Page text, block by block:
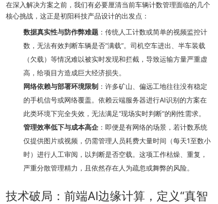
在深入解决方案之前，我们有必要厘清当前车辆计数管理面临的几个
核心挑战，这正是初阳科技产品设计的出发点：
数据真实性与防作弊难题：传统人工计数或简单的视频监控计
数，无法有效判断车辆是否“满载”。司机空车进出、半车装载
（欠载）等情况难以被实时发现和拦截，导致运输方量严重虚
高，给项目方造成巨大经济损失。
网络依赖与部署环境限制：许多矿山、偏远工地往往没有稳定
的手机信号或网络覆盖。依赖云端服务器进行AI识别的方案在
此类环境下完全失效，无法满足“现场实时判断”的刚性需求。
管理效率低下与成本高企：即便是有网络的场景，若计数系统
仅提供图片或视频，仍需管理人员耗费大量时间（每天1至数小
时）进行人工审阅，以判断是否空载。这项工作枯燥、重复，
严重分散管理精力，且依然存在人为疏忽或舞弊的风险。
技术破局：前端AI边缘计算，定义“真智